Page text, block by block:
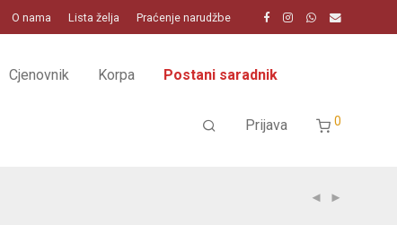
O nama Lista želja Praćenje narudžbe
Cjenovnik Korpa Postani saradnik
Prijava 0